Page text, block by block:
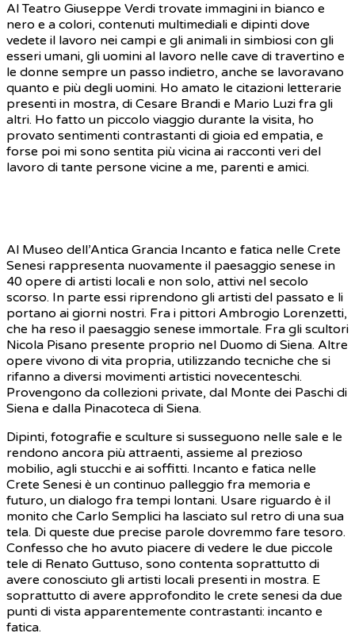
Al Teatro Giuseppe Verdi trovate immagini in bianco e
nero e a colori, contenuti multimediali e dipinti dove
vedete il lavoro nei campi e gli animali in simbiosi con gli
esseri umani, gli uomini al lavoro nelle cave di travertino e
le donne sempre un passo indietro, anche se lavoravano
quanto e più degli uomini. Ho amato le citazioni letterarie
presenti in mostra, di Cesare Brandi e Mario Luzi fra gli
altri. Ho fatto un piccolo viaggio durante la visita, ho
provato sentimenti contrastanti di gioia ed empatia, e
forse poi mi sono sentita più vicina ai racconti veri del
lavoro di tante persone vicine a me, parenti e amici.
Al Museo dell’Antica Grancia Incanto e fatica nelle Crete
Senesi rappresenta nuovamente il paesaggio senese in
40 opere di artisti locali e non solo, attivi nel secolo
scorso. In parte essi riprendono gli artisti del passato e li
portano ai giorni nostri. Fra i pittori Ambrogio Lorenzetti,
che ha reso il paesaggio senese immortale. Fra gli scultori
Nicola Pisano presente proprio nel Duomo di Siena. Altre
opere vivono di vita propria, utilizzando tecniche che si
rifanno a diversi movimenti artistici novecenteschi.
Provengono da collezioni private, dal Monte dei Paschi di
Siena e dalla Pinacoteca di Siena.
Dipinti, fotografie e sculture si susseguono nelle sale e le
rendono ancora più attraenti, assieme al prezioso
mobilio, agli stucchi e ai soffitti. Incanto e fatica nelle
Crete Senesi è un continuo palleggio fra memoria e
futuro, un dialogo fra tempi lontani. Usare riguardo è il
monito che Carlo Semplici ha lasciato sul retro di una sua
tela. Di queste due precise parole dovremmo fare tesoro.
Confesso che ho avuto piacere di vedere le due piccole
tele di Renato Guttuso, sono contenta soprattutto di
avere conosciuto gli artisti locali presenti in mostra. E
soprattutto di avere approfondito le crete senesi da due
punti di vista apparentemente contrastanti: incanto e
fatica.